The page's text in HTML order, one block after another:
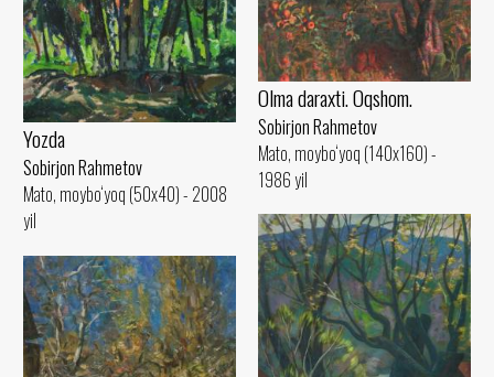
Yozda
Sobirjon Rahmetov
Mato, moybo‘yoq (50x40) - 2008
yil
Olma daraxti. Oqshom.
Sobirjon Rahmetov
Mato, moybo‘yoq (140x160) -
1986 yil